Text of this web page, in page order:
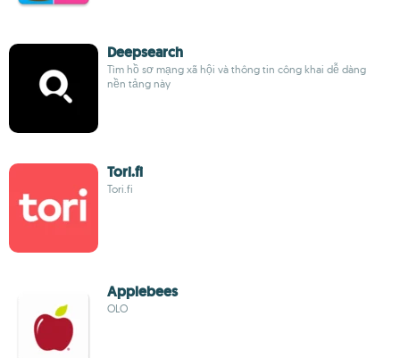
Deepsearch
Tìm hồ sơ mạng xã hội và thông tin công khai dễ dàng
nền tảng này
Tori.fi
Tori.fi
Applebees
OLO